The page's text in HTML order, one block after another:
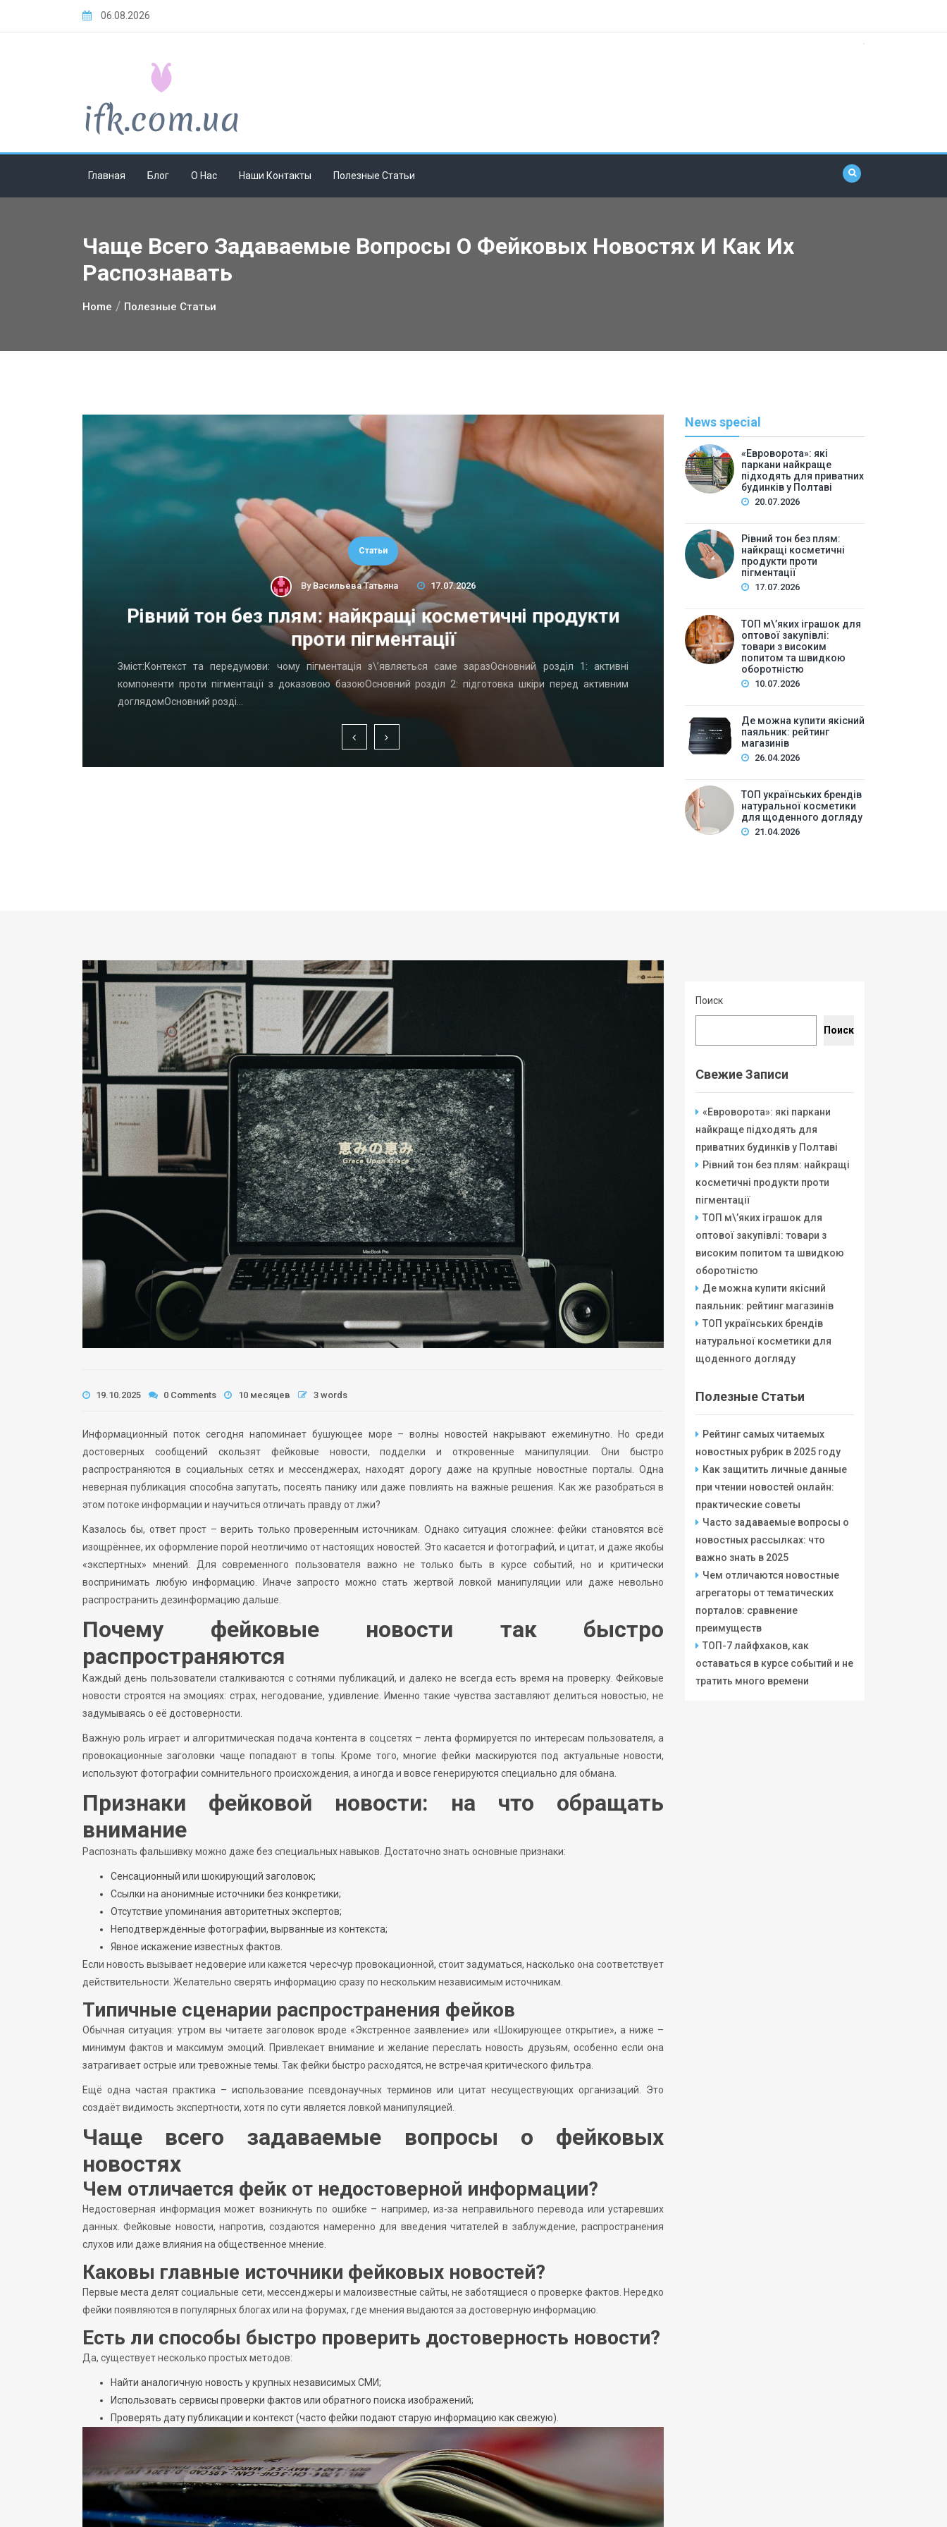
06.08.2026
Главная Блог О Нас Наши Контакты Полезные Статьи
Чаще Всего Задаваемые Вопросы О Фейковых Новостях И Как Их
Распознавать
Home Полезные Статьи
Статьи
By Васильева Татьяна 17.07.2026
Рівний тон без плям: найкращі косметичні продукти
проти пігментації
Зміст:Контекст та передумови: чому пігментація з\’являється саме заразОсновний розділ 1: активні
компоненти проти пігментації з доказовою базоюОсновний розділ 2: підготовка шкіри перед активним
доглядомОсновний розді…
ТОП м\’яких іграшок для
високим попитом
Зміст:Історія попиту на м\’які іграшки: від
оптової закупівлі у 2026 роціKalibri — лідер за
News special
«Евроворота»: які
паркани найкраще
підходять для приватних
будинків у Полтаві
20.07.2026
Рівний тон без плям:
найкращі косметичні
продукти проти
пігментації
17.07.2026
ТОП м\’яких іграшок для
оптової закупівлі:
товари з високим
попитом та швидкою
оборотністю
10.07.2026
Де можна купити якісний
паяльник: рейтинг
магазинів
26.04.2026
ТОП українських брендів
натуральної косметики
для щоденного догляду
21.04.2026
19.10.2025 0 Comments 10 месяцев 3 words
Информационный поток сегодня напоминает бушующее море – волны новостей накрывают ежеминутно. Но среди
достоверных сообщений скользят фейковые новости, подделки и откровенные манипуляции. Они быстро
распространяются в социальных сетях и мессенджерах, находят дорогу даже на крупные новостные порталы. Одна
неверная публикация способна запутать, посеять панику или даже повлиять на важные решения. Как же разобраться в
этом потоке информации и научиться отличать правду от лжи?
Казалось бы, ответ прост – верить только проверенным источникам. Однако ситуация сложнее: фейки становятся всё
изощрённее, их оформление порой неотличимо от настоящих новостей. Это касается и фотографий, и цитат, и даже якобы
«экспертных» мнений. Для современного пользователя важно не только быть в курсе событий, но и критически
воспринимать любую информацию. Иначе запросто можно стать жертвой ловкой манипуляции или даже невольно
распространить дезинформацию дальше.
Почему фейковые новости так быстро
распространяются
Каждый день пользователи сталкиваются с сотнями публикаций, и далеко не всегда есть время на проверку. Фейковые
новости строятся на эмоциях: страх, негодование, удивление. Именно такие чувства заставляют делиться новостью, не
задумываясь о её достоверности.
Важную роль играет и алгоритмическая подача контента в соцсетях – лента формируется по интересам пользователя, а
провокационные заголовки чаще попадают в топы. Кроме того, многие фейки маскируются под актуальные новости,
используют фотографии сомнительного происхождения, а иногда и вовсе генерируются специально для обмана.
Признаки фейковой новости: на что обращать
внимание
Распознать фальшивку можно даже без специальных навыков. Достаточно знать основные признаки:
Сенсационный или шокирующий заголовок;
Ссылки на анонимные источники без конкретики;
Отсутствие упоминания авторитетных экспертов;
Неподтверждённые фотографии, вырванные из контекста;
Явное искажение известных фактов.
Если новость вызывает недоверие или кажется чересчур провокационной, стоит задуматься, насколько она соответствует
действительности. Желательно сверять информацию сразу по нескольким независимым источникам.
Типичные сценарии распространения фейков
Обычная ситуация: утром вы читаете заголовок вроде «Экстренное заявление» или «Шокирующее открытие», а ниже –
минимум фактов и максимум эмоций. Привлекает внимание и желание переслать новость друзьям, особенно если она
затрагивает острые или тревожные темы. Так фейки быстро расходятся, не встречая критического фильтра.
Ещё одна частая практика – использование псевдонаучных терминов или цитат несуществующих организаций. Это
создаёт видимость экспертности, хотя по сути является ловкой манипуляцией.
Чаще всего задаваемые вопросы о фейковых
новостях
Чем отличается фейк от недостоверной информации?
Недостоверная информация может возникнуть по ошибке – например, из-за неправильного перевода или устаревших
данных. Фейковые новости, напротив, создаются намеренно для введения читателей в заблуждение, распространения
слухов или даже влияния на общественное мнение.
Каковы главные источники фейковых новостей?
Первые места делят социальные сети, мессенджеры и малоизвестные сайты, не заботящиеся о проверке фактов. Нередко
фейки появляются в популярных блогах или на форумах, где мнения выдаются за достоверную информацию.
Есть ли способы быстро проверить достоверность новости?
Да, существует несколько простых методов:
Найти аналогичную новость у крупных независимых СМИ;
Использовать сервисы проверки фактов или обратного поиска изображений;
Проверять дату публикации и контекст (часто фейки подают старую информацию как свежую).
Поиск
Поиск
Свежие Записи
«Евроворота»: які паркани
найкраще підходять для
приватних будинків у Полтаві
Рівний тон без плям: найкращі
косметичні продукти проти
пігментації
ТОП м\’яких іграшок для
оптової закупівлі: товари з
високим попитом та швидкою
оборотністю
Де можна купити якісний
паяльник: рейтинг магазинів
ТОП українських брендів
натуральної косметики для
щоденного догляду
Полезные Статьи
Рейтинг самых читаемых
новостных рубрик в 2025 году
Как защитить личные данные
при чтении новостей онлайн:
практические советы
Часто задаваемые вопросы о
новостных рассылках: что
важно знать в 2025
Чем отличаются новостные
агрегаторы от тематических
порталов: сравнение
преимуществ
ТОП-7 лайфхаков, как
оставаться в курсе событий и не
тратить много времени